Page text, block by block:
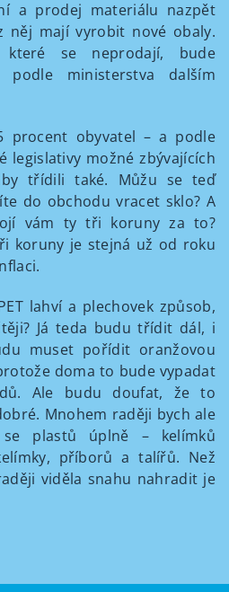
a prodej materiálu nazpět
něj mají vyrobit nové obaly.
které se neprodají, bude
podle ministerstva dalším
procent obyvatel – a podle
legislativy možné zbývajících
třídili také. Můžu se teď
do obchodu vracet sklo? A
vám ty tři koruny za to?
koruny je stejná už od roku
lahví a plechovek způsob,
Já teda budu třídit dál, i
muset pořídit oranžovou
doma to bude vypadat
Ale budu doufat, že to
Mnohem raději bych ale
plastů úplně – kelímků
příborů a talířů. Než
viděla snahu nahradit je